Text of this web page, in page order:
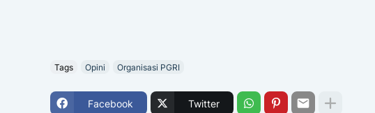
Tags Opini Organisasi PGRI
Facebook Twitter